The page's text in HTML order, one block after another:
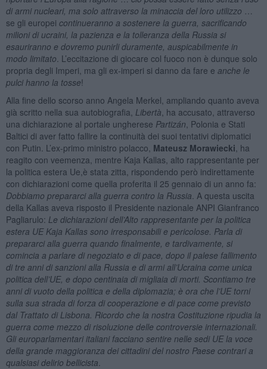
di armi nucleari, ma solo attraverso la minaccia del loro utilizzo
se gli europei continueranno a sostenere la guerra, sacrificando
milioni di ucraini, la pazienza e la tolleranza della Russia si
esauriranno e dovremo punirli duramente, auspicabilmente in
modo limitato . L’eccitazione di giocare col fuoco non è dunque solo
propria degli Imperi, ma gli ex-imperi si danno da fare e anche le
pulci hanno la tosse!
Alla fine dello scorso anno Angela Merkel, ampliando quanto aveva
già scritto nella sua autobiografia, Libertà , ha accusato, attraverso
una dichiarazione al portale ungherese Partizán , Polonia e Stati
Baltici di aver fatto fallire la continuità dei suoi tentativi diplomatici
con Putin. L’ex-primo ministro polacco, Mateusz Morawiecki , ha
reagito con veemenza, mentre Kaja Kallas, alto rappresentante per
la politica estera Ue,è stata zitta, rispondendo però indirettamente
con dichiarazioni come quella proferita il 25 gennaio di un anno fa:
Dobbiamo prepararci alla guerra contro la Russia . A questa uscita
della Kallas aveva risposto il Presidente nazionale ANPI Gianfranco
Pagliarulo: Le dichiarazioni dell’Alto rappresentante per la politica
estera UE Kaja Kallas sono irresponsabili e pericolose. Parla di
prepararci alla guerra quando finalmente, e tardivamente, si
comincia a parlare di negoziato e di pace, dopo il palese fallimento
di tre anni di sanzioni alla Russia e di armi all’Ucraina come unica
politica dell’UE, e dopo centinaia di migliaia di morti. Scontiamo tre
anni di vuoto della politica e della diplomazia; è ora che l’UE torni
sulla sua strada di forza di cooperazione e di pace come previsto
dal Trattato di Lisbona. Ricordo che la nostra Costituzione ripudia la
guerra come mezzo di risoluzione delle controversie internazionali.
Gli europarlamentari italiani facciano sentire nelle sedi UE la voce
della grande maggioranza dei cittadini del nostro Paese contrari a
qualsiasi delirio bellicista